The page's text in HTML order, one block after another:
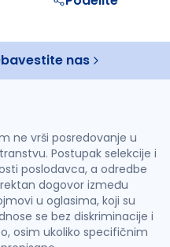
nas
ne vrši posredovanje u
Postupak selekcije i
poslodavca, a odredbe
dogovor između
u oglasima, koji su
se bez diskriminacije i
osim ukoliko specifičnim